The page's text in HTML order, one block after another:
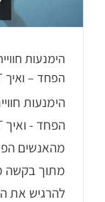
הימנעות
הפחד – ואיך ACT מציע כיוון אחר
הימנעות
מהאנשים
מתוך בקשה
להרגיש את